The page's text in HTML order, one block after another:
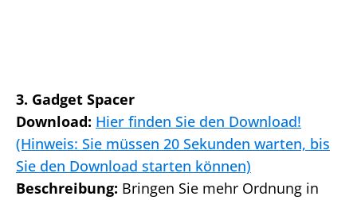
3. Gadget Spacer
Download: Hier finden Sie den Download!
(Hinweis: Sie müssen 20 Sekunden warten, bis
Sie den Download starten können)
Beschreibung: Bringen Sie mehr Ordnung in